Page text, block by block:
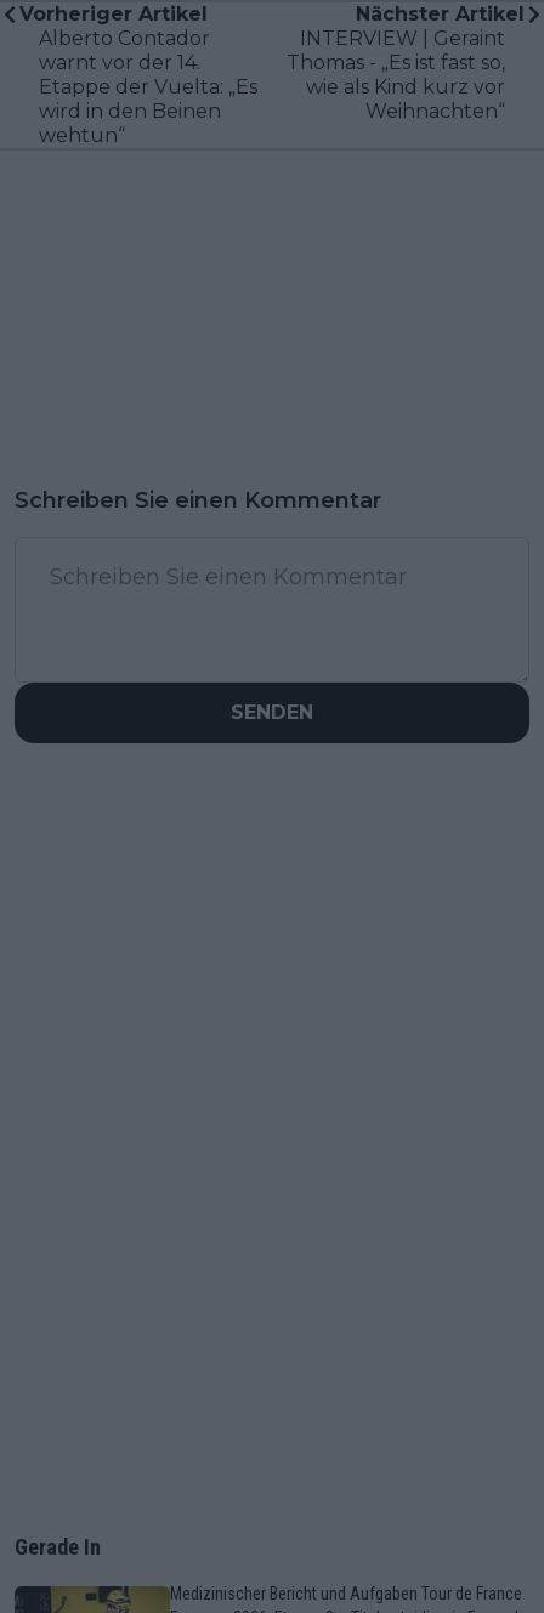
Vorheriger Artikel
Alberto Contador
warnt vor der 14.
Etappe der Vuelta: „Es
wird in den Beinen
wehtun“
Nächster Artikel
INTERVIEW | Geraint
Thomas - „Es ist fast so,
wie als Kind kurz vor
Weihnachten“
Schreiben Sie einen Kommentar
SENDEN
Gerade In
Medizinischer Bericht und Aufgaben Tour de France